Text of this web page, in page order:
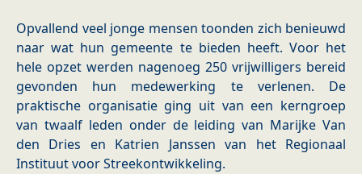
Opvallend veel jonge mensen toonden zich benieuwd
naar wat hun gemeente te bieden heeft. Voor het
hele opzet werden nagenoeg 250 vrijwilligers bereid
gevonden hun medewerking te verlenen. De
praktische organisatie ging uit van een kerngroep
van twaalf leden onder de leiding van Marijke Van
den Dries en Katrien Janssen van het Regionaal
Instituut voor Streekontwikkeling.